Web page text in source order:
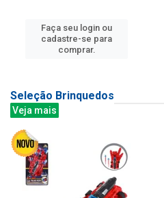
Faça seu login ou
cadastre-se para
comprar.
Seleção Brinquedos
Veja mais